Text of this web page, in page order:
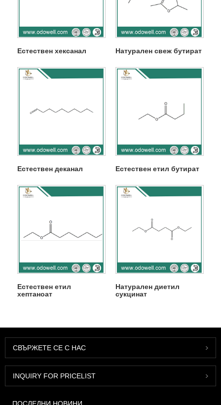
Естествен хексанал Натурален свеж бутират
Естествен деканал Естествен етил бутират
Естествен етил
хептаноат
Натурален диетил
сукцинат
СВЪРЖЕТЕ СЕ С НАС
INQUIRY FOR PRICELIST